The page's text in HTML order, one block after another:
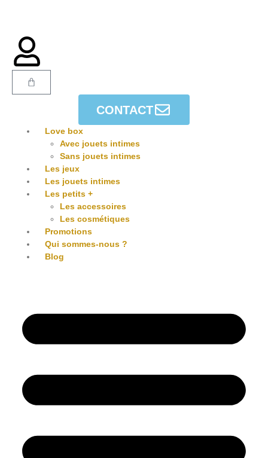
CONTACT
Love box
Avec jouets intimes
Sans jouets intimes
Les jeux
Les jouets intimes
Les petits +
Les accessoires
Les cosmétiques
Promotions
Qui sommes-nous ?
Blog